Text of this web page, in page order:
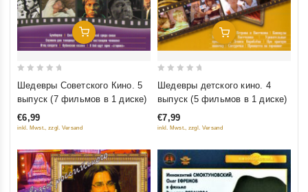
Добавить В Корзину
out
5
Шедевры Советского Кино. 5
выпуск (7 фильмов в 1 диске)
€6,99
inkl. Mwst., zzgl. Versand
Добавить В Корзину
out
5
Шедевры детского кино. 4
выпуск (5 фильмов в 1 диске)
€7,99
inkl. Mwst., zzgl. Versand